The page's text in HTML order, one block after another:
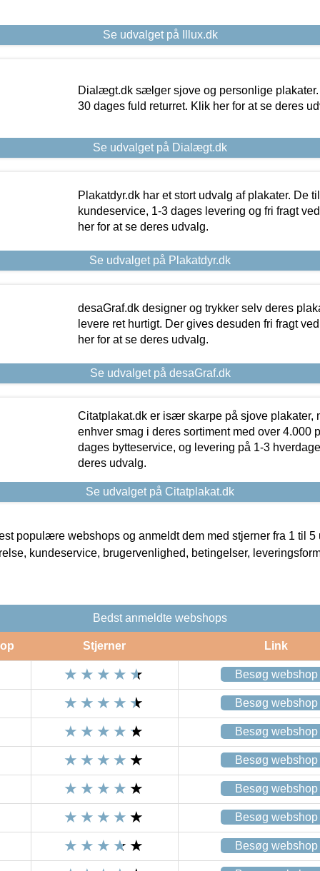
Se udvalget på Illux.dk
Dialægt.dk sælger sjove og personlige
30 dages fuld returret. Klik her for at se deres
Se udvalget på Dialægt.dk
Plakatdyr.dk har et stort udvalg af plakater. De
kundeservice, 1-3 dages levering og fri fragt
her for at se deres udvalg.
Se udvalget på Plakatdyr.dk
desaGraf.dk designer og trykker selv deres
levere ret hurtigt. Der gives desuden fri fragt
her for at se deres udvalg.
Se udvalget på desaGraf.dk
Citatplakat.dk er især skarpe på sjove plakater,
enhver smag i deres sortiment med over 4.000
dages bytteservice, og levering på 1-3
deres udvalg.
Se udvalget på Citatplakat.dk
populære webshops og anmeldt dem med stjerner fra 1 til 5
kundeservice, brugervenlighed, betingelser,
Bedst anmeldte webshops
Stjerner Link
Besøg webshop
Besøg webshop
Besøg webshop
Besøg webshop
Besøg webshop
Besøg webshop
Besøg webshop